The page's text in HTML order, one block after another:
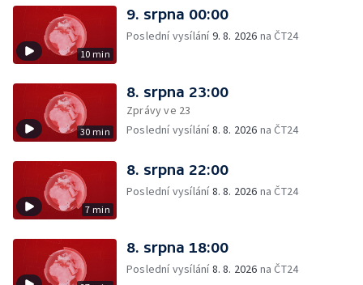
10 min
9. srpna 00:00
Poslední vysílání9. 8. 2026 na ČT24
30 min
8. srpna 23:00
Zprávy ve 23
Poslední vysílání8. 8. 2026 na ČT24
7 min
8. srpna 22:00
Poslední vysílání8. 8. 2026 na ČT24
8. srpna 18:00
Poslední vysílání8. 8. 2026 na ČT24